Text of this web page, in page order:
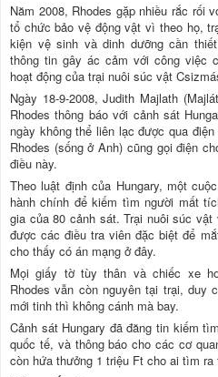
Năm 2008, Rhodes gặp nhiều rắc rối
tổ chức bảo vệ động vật vì theo họ,
kiện vệ sinh và dinh dưỡng cần
thông tin gây ác cảm với công việc
hoạt động của trại nuôi súc vật
Ngày 18-9-2008, Judith Majlath
Rhodes thông báo với cảnh sát
ngày không thể liên lạc được qua
Rhodes (sống ở Anh) cũng gọi điện
điều này.
Theo luật định của Hungary, một
hành chính để kiếm tìm người mất
gia của 80 cảnh sát. Trại nuôi súc
được các điều tra viên đặc biệt để
cho thấy có án mạng ở đây.
Mọi giấy tờ tùy thân và chiếc xe
Rhodes vẫn còn nguyên tại trại, duy
mới tinh thì không cánh mà bay.
Cảnh sát Hungary đã đăng tin kiếm
quốc tế, và thông báo cho các cơ
còn hứa thưởng 1 triệu Ft cho ai tìm